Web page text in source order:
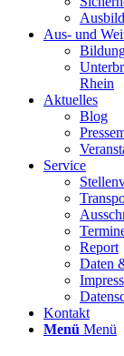
Aus- und
Rhein
Aktuelles
Blog
Service
Report
Daten
Kontakt
Menü Menü